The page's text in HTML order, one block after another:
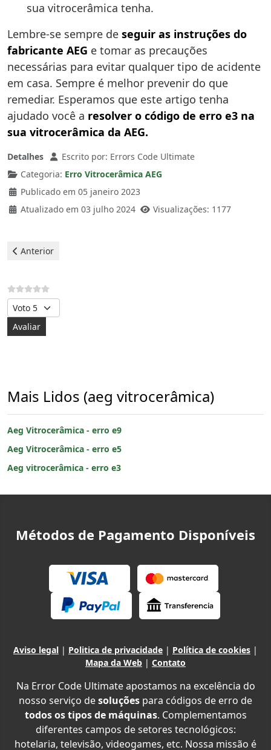
sua vitrocerâmica tenha.
Lembre-se sempre de seguir as instruções do
fabricante AEG e tomar as precauções
necessárias para evitar qualquer tipo de acidente
em casa. Sempre é melhor prevenir do que
remediar. Esperamos que este artigo tenha
ajudado você a resolver o código de erro e3 na
sua vitrocerâmica da AEG.
Detalhes Escrito por: Errors Code Ultimate
Categoria: Erro Vitrocerâmica AEG
Publicado em 05 janeiro 2023
Atualizado em 03 julho 2024
Visualizações: 1177
Artigo anterior: Aeg Vitrocerâmica - erro e9
Anterior
Avalie, por favor
Mais Lidos (aeg vitrocerâmica)
Aeg Vitrocerâmica - erro e9
Aeg Vitrocerâmica - erro e5
Aeg vitrocerâmica - erro e3
Métodos de Pagamento Disponíveis
Aviso legal | Politica de privacidade | Política de cookies |
Mapa da Web | Contato
Na Error Code Ultimate apostamos na excelência do
nosso serviço desoluções para códigos de erro de
todos os tipos de máquinas. Complementamos
diferentes campos de setores tecnológicos:
hotelaria, televisão, videogames, etc. Nossa missão é